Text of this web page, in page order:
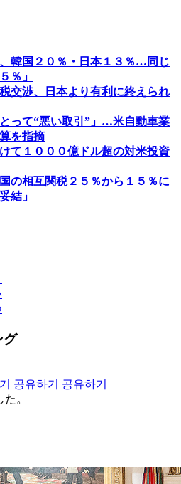
韓国２０％・日本１３％…同じ
％」
交渉、日本より有利に終えられ
とって“悪い取引”」…米自動車業
を指摘
て１０００億ドル超の対米投資
の相互関税２５％から１５％に
結」
グ
공유하기
공유하기
。